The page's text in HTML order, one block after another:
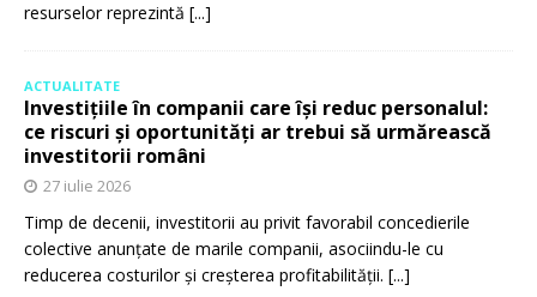
resurselor reprezintă [...]
ACTUALITATE
Investițiile în companii care își reduc personalul:
ce riscuri și oportunități ar trebui să urmărească
investitorii români
27 iulie 2026
Timp de decenii, investitorii au privit favorabil concedierile
colective anunțate de marile companii, asociindu-le cu
reducerea costurilor și creșterea profitabilității. [...]